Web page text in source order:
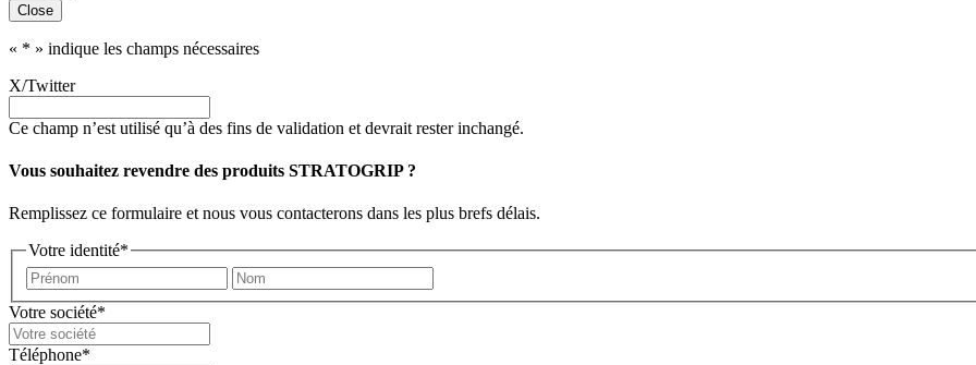
Close
« * » indique les champs nécessaires
X/Twitter
Ce champ n’est utilisé qu’à des fins de validation et devrait rester inchangé.
Vous souhaitez revendre des produits STRATOGRIP ?
Remplissez ce formulaire et nous vous contacterons dans les plus brefs délais.
Votre identité*
Prénom
Votre société*
Téléphone*